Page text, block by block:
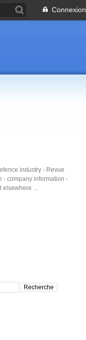
Connexion
industry - Revue
- company information -
elsewhere ...